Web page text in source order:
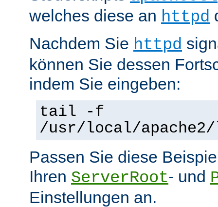
welches diese an httpd
Nachdem Sie httpd
können Sie dessen
indem Sie eingeben:
tail -f
/usr/local/
Passen Sie diese
Ihren ServerRoot- und
Einstellungen an.